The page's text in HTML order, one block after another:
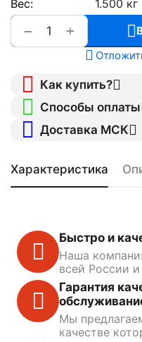
Вес: 1.500 кг
+
−
Как купить?
Способы оплаты
Доставка МСК
Характеристика
Быстро и
Наша
всей России
Гарантия
Мы
качестве